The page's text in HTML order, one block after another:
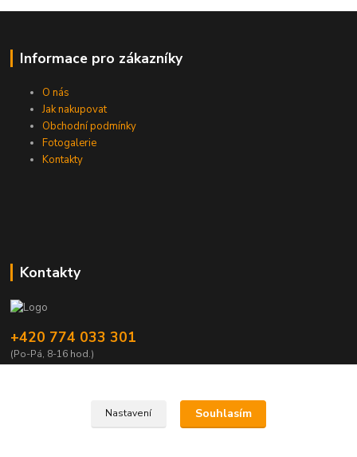
Informace pro zákazníky
O nás
Jak nakupovat
Obchodní podmínky
Fotogalerie
Kontakty
Kontakty
+420 774 033 301
(Po-Pá, 8-16 hod.)
Nastavení Souhlasím